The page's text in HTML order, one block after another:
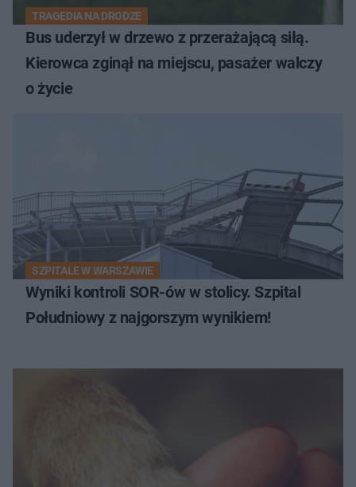
TRAGEDIA NA DRODZE
Bus uderzył w drzewo z przerażającą siłą.
Kierowca zginął na miejscu, pasażer walczy
o życie
SZPITALE W WARSZAWIE
Wyniki kontroli SOR-ów w stolicy. Szpital
Południowy z najgorszym wynikiem!